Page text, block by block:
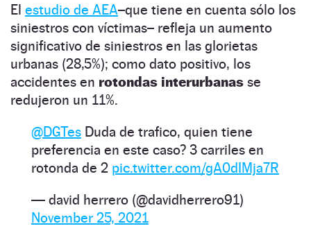
El estudio de AEA–que tiene en cuenta sólo los
siniestros con víctimas– refleja un aumento
significativo de siniestros en las glorietas
urbanas (28,5%); como dato positivo, los
accidentes en rotondas interurbanas se
redujeron un 11%.
@DGTes Duda de trafico, quien tiene
preferencia en este caso? 3 carriles en
rotonda de 2 pic.twitter.com/gA0dIMja7R
— david herrero (@davidherrero91)
November 25, 2021